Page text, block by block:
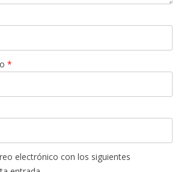
*
electrónico con los siguientes